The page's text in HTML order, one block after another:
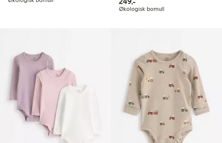
Økologisk bomull